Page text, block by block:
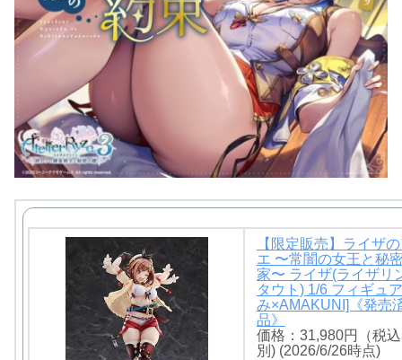
【限定販売】ライザ
エ 〜常闇の女王と秘
家〜 ライザ(ライザリ
タウト) 1/6 フィギュ
み×AMAKUNI]《発売
品》
価格：31,980円（税
別) (2026/6/26時点)